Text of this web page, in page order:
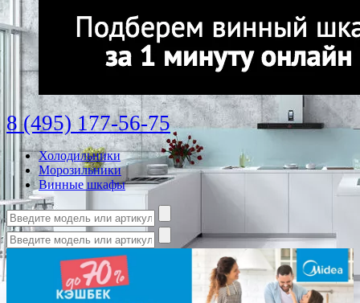
8 (495) 177-56-75
Холодильники
Морозильники
Винные шкафы